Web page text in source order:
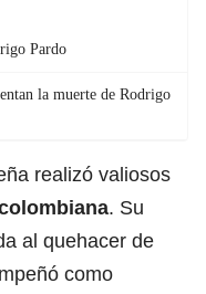
Pardo
la muerte de Rodrigo
realizó valiosos
. Su
al quehacer de
como